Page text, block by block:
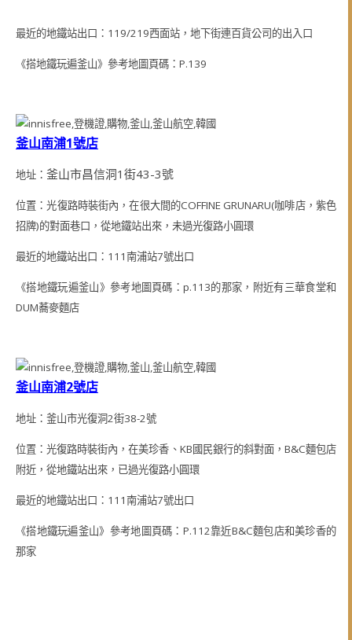
最近的地鐵站出口：119/219西面站，地下街連百貨公司的出入口
《搭地鐵玩遍釜山》參考地圖頁碼：P.139
釜山南浦1號店
地址： 釜山市昌信洞1街43-3號
位置：光復路時裝街內，在很大間的COFFINE GRUNARU(咖啡店，紫色
招牌)的對面巷口，從地鐵站出來，未過光復路小圓環
最近的地鐵站出口：111南浦站7號出口
《搭地鐵玩遍釜山》參考地圖頁碼：p.113的那家，附近有三華食堂和
DUM蕎麥麵店
釜山南浦2號店
地址：釜山市光復洞2街38-2號
位置：光復路時裝街內，在美珍香、KB國民銀行的斜對面，B&C麵包店
附近，從地鐵站出來，已過光復路小圓環
最近的地鐵站出口：111南浦站7號出口
《搭地鐵玩遍釜山》參考地圖頁碼：P.112靠近B&C麵包店和美珍香的
那家